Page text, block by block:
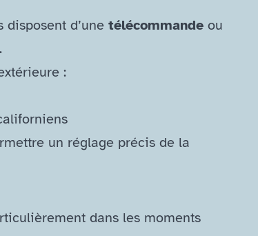
disposent d’une télécommande ou
:
un réglage précis de la
dans les moments